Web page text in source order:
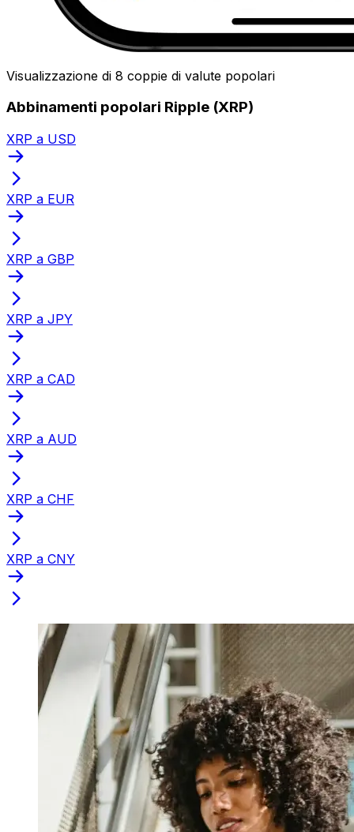
Visualizzazione di 8 coppie di valute popolari
Abbinamenti popolari Ripple (XRP)
XRP a USD
XRP a EUR
XRP a GBP
XRP a JPY
XRP a CAD
XRP a AUD
XRP a CHF
XRP a CNY